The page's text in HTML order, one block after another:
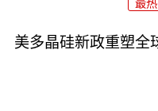
最热
美多晶硅新政重塑全